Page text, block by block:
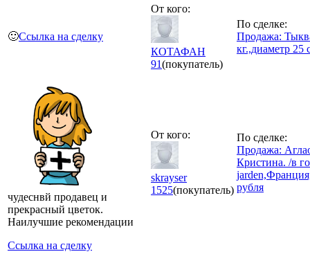
🙂Ссылка на сделку
От кого:
КОТАФАН
91(покупатель)
По сделке:
Продажа:
кг.,диаметр 25
чудеснвй продавец и
прекрасный цветок.
Наилучшие рекомендации
Ссылка на сделку
От кого:
skrayser
1525(покупатель)
По сделке:
Продажа:
Кристина. /в
рубля